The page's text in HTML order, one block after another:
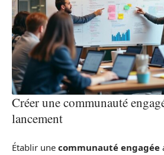
Créer une communauté
lancement
Établir une communauté engagée